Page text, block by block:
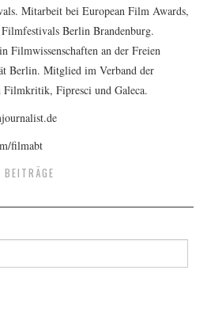
Mitarbeit bei European Film Awards,
Filmfestivals Berlin Brandenburg.
Filmwissenschaften an der Freien
Berlin. Mitglied im Verband der
Filmkritik, Fipresci und Galeca.
filmabt
BEITRÄGE